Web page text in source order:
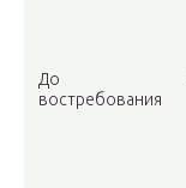
До
востребования